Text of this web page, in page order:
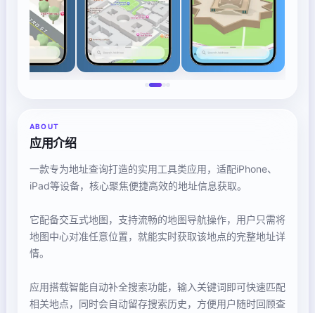
ABOUT
应用介绍
一款专为地址查询打造的实用工具类应用，适配iPhone、
iPad等设备，核心聚焦便捷高效的地址信息获取。
它配备交互式地图，支持流畅的地图导航操作，用户只需将
地图中心对准任意位置，就能实时获取该地点的完整地址详
情。
应用搭载智能自动补全搜索功能，输入关键词即可快速匹配
相关地点，同时会自动留存搜索历史，方便用户随时回顾查